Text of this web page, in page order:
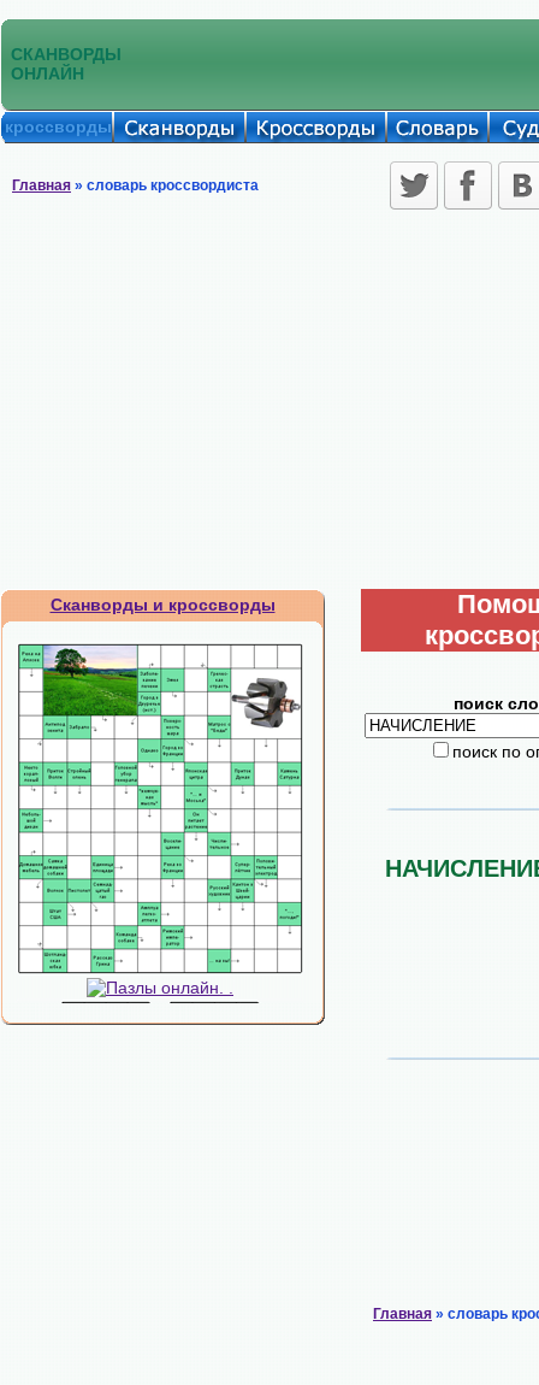
СКАНВОРДЫ
ОНЛАЙН
кроссворды
Главная » словарь кроссвордиста
Сканворды и кроссворды
поиск
поиск по
Главная » словарь